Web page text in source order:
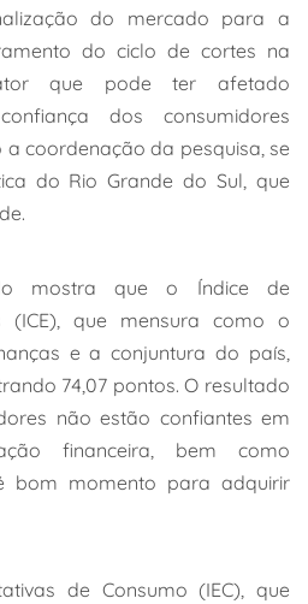
do mercado para a
do ciclo de cortes na
que pode ter afetado
dos consumidores
a coordenação da pesquisa, se
do Rio Grande do Sul, que
mostra que o Índice de
(ICE), que mensura como o
e a conjuntura do país,
74,07 pontos. O resultado
não estão confiantes em
financeira, bem como
bom momento para adquirir
de Consumo (IEC), que